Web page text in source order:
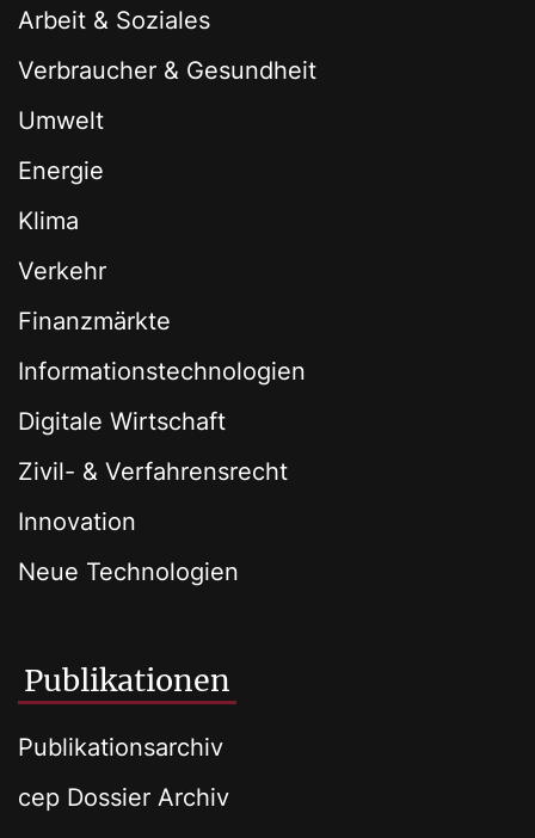
Arbeit & Soziales
Verbraucher & Gesundheit
Umwelt
Energie
Klima
Verkehr
Finanzmärkte
Informationstechnologien
Digitale Wirtschaft
Zivil- & Verfahrensrecht
Innovation
Neue Technologien
Publikationen
Publikationsarchiv
cep Dossier Archiv